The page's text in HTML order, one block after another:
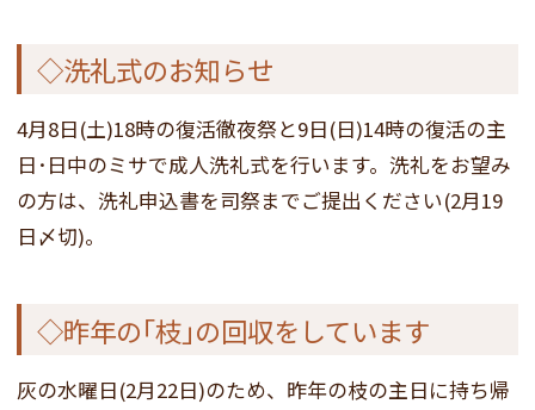
◇洗礼式のお知らせ
4月8日(土)18時の復活徹夜祭と9日(日)14時の復活の主
日･日中のミサで成人洗礼式を行います。洗礼をお望み
の方は、洗礼申込書を司祭までご提出ください(2月19
日〆切)。
◇昨年の｢枝｣の回収をしています
灰の水曜日(2月22日)のため、昨年の枝の主日に持ち帰